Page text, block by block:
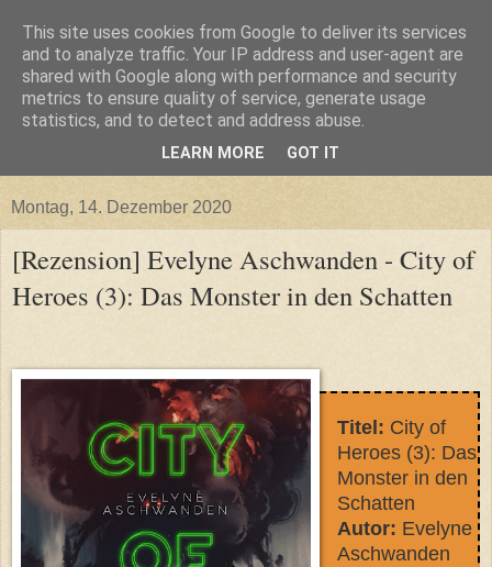
Montag, 14. Dezember 2020
[Rezension] Evelyne Aschwanden - City of
Heroes (3): Das Monster in den Schatten
Titel: City of
Heroes (3): Das
Monster in den
Schatten
Autor: Evelyne
Aschwanden
This site uses cookies from Google to deliver its services
and to analyze traffic. Your IP address and user-agent are
shared with Google along with performance and security
metrics to ensure quality of service, generate usage
statistics, and to detect and address abuse.
LEARN MORE GOT IT